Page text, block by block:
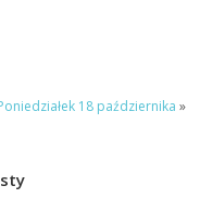
18 października »